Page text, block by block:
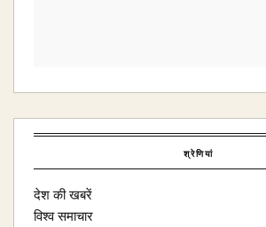
श्रेणियां
देश की खबरें
विश्व समाचार